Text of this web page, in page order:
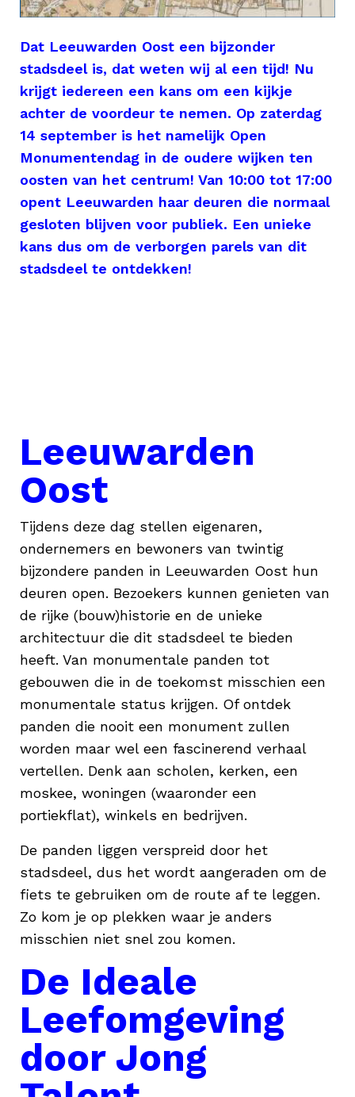
Dat Leeuwarden Oost een bijzonder
stadsdeel is, dat weten wij al een tijd! Nu
krijgt iedereen een kans om een kijkje
achter de voordeur te nemen. Op zaterdag
14 september is het namelijk Open
Monumentendag in de oudere wijken ten
oosten van het centrum! Van 10:00 tot 17:00
opent Leeuwarden haar deuren die normaal
gesloten blijven voor publiek. Een unieke
kans dus om de verborgen parels van dit
stadsdeel te ontdekken!
Leeuwarden
Oost
Tijdens deze dag stellen eigenaren,
ondernemers en bewoners van twintig
bijzondere panden in Leeuwarden Oost hun
deuren open. Bezoekers kunnen genieten van
de rijke (bouw)historie en de unieke
architectuur die dit stadsdeel te bieden
heeft. Van monumentale panden tot
gebouwen die in de toekomst misschien een
monumentale status krijgen. Of ontdek
panden die nooit een monument zullen
worden maar wel een fascinerend verhaal
vertellen. Denk aan scholen, kerken, een
moskee, woningen (waaronder een
portiekflat), winkels en bedrijven.
De panden liggen verspreid door het
stadsdeel, dus het wordt aangeraden om de
fiets te gebruiken om de route af te leggen.
Zo kom je op plekken waar je anders
misschien niet snel zou komen.
De Ideale
Leefomgeving
door Jong